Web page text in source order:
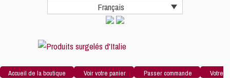
Français
Accueil de la boutique Voir votre panier Passer commande
Votre